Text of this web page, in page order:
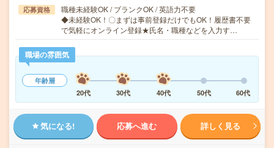
応募資格
職種未経験OK / ブランクOK / 英語力不要
◆未経験OK！〇まずは事前登録だけでもOK！履歴書不要
で気軽にオンライン登録★氏名・職種などを入力す…
職場の雰囲気
年齢層
20代
30代 40代 50代 60代
気になる! 応募へ進む 詳しく見る